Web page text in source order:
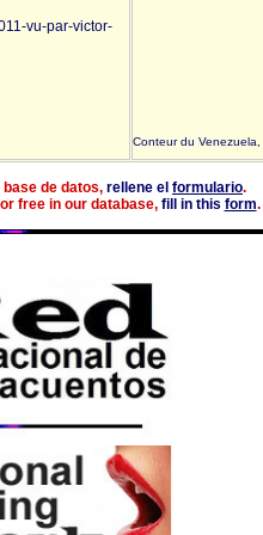
Conteur du Venezuela,
vu-par-victor-
de datos, rellene el formulario.
free in our database, fill in this form.